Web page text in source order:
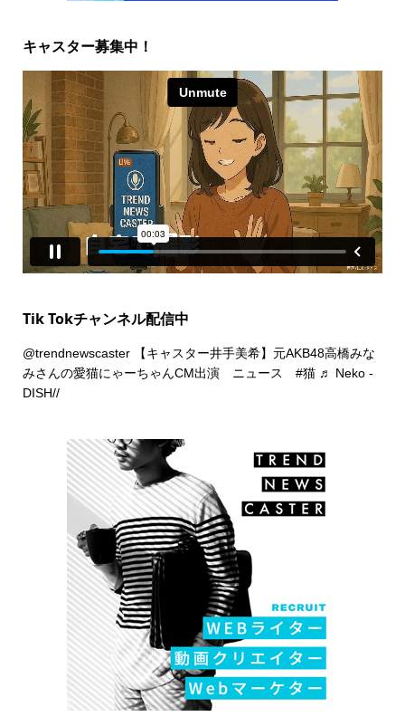
キャスター募集中！
Tik Tokチャンネル配信中
@trendnewscaster【キャスター井手美希】元AKB48高橋みな
みさんの愛猫にゃーちゃんCM出演 ニュース #猫 ♬ Neko -
DISH//